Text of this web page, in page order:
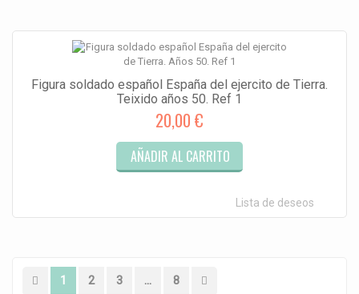
Figura soldado español España del ejercito de Tierra.
Teixido años 50. Ref 1
20,00 €
AÑADIR AL CARRITO
Lista de deseos
1 2 3 ... 8